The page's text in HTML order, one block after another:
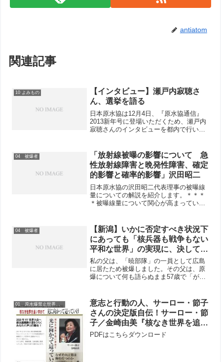
antiatom
関連記事
10 よみもの
【インタビュー】瀬戸内寂聴さ
ん、選挙を語る
日本原水協は12月4日、『原水協通信』
2013新年号に登場いただくため、瀬戸内
寂聴さんのインタビューを都内で行いま
いただき、その部分を原水協活動交流ニ
ュースとして公表し...
04 被爆者
「放射線被曝の影響について 急
性放射線障害と晩発性障害、確定
的影響と確率的影響」沢田昭二
日本原水協の沢田昭二代表理事の被曝線
量についての解説を紹介します。＊＊＊
＊被曝線量について関心が高まっていま
の程度か説明を求められることが多くな
っていると思います。そこで、以下のよ
うな広島原爆被爆者の具体的数値を含め
て、被曝影響の説明の資料を提供しま
す。沢田昭二
04 被爆者
【新潟】いかに否定すべき状況下
にあっても「核兵器も戦争もない
平和な世界」の実現に、決して、
諦めることも、怯むこともない
ー 被爆2世としての思い
私の父は、「暁部隊」の一員として広島
に居たため被爆しました。その父は、原
爆について何も語らぬまま57歳で「が
に尋ねると、あっさり認め、父が広島か
ら帰りすぐに授かった子が...
01 原水爆禁止世界大会
意志と行動の人、サーロー・節子
さんの決定版自伝！サーロー・節
子／金崎由美『核なき世界を追い
求めて 光に向かって這ってい
PDFはこちらダウンロード